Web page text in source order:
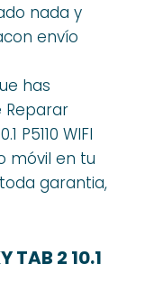
nada y
envío
has
Reparar
P5110 WIFI
móvil en tu
garantia,
2 10.1